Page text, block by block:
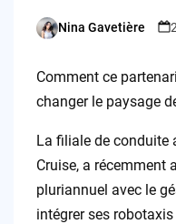
Posted
Nina Gavetière
Comment ce
changer le paysage
La filiale de conduite
Cruise, a récemment
pluriannuel avec le
intégrer ses